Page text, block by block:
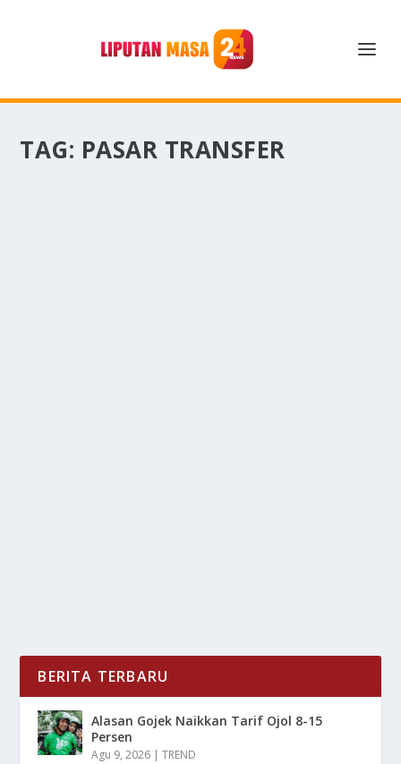
TAG: PASAR TRANSFER
BERITA TERBARU
Alasan Gojek Naikkan Tarif Ojol 8-15
Persen
Agu 9, 2026 |TREND